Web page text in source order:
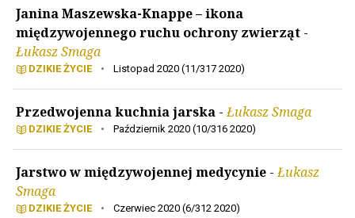
Janina Maszewska-Knappe – ikona
międzywojennego ruchu ochrony zwierząt -
Łukasz Smaga
DZIKIE ŻYCIE • Listopad 2020 (11/317 2020)
Przedwojenna kuchnia jarska -Łukasz Smaga
DZIKIE ŻYCIE • Październik 2020 (10/316 2020)
Jarstwo w międzywojennej medycynie -Łukasz
Smaga
DZIKIE ŻYCIE • Czerwiec 2020 (6/312 2020)